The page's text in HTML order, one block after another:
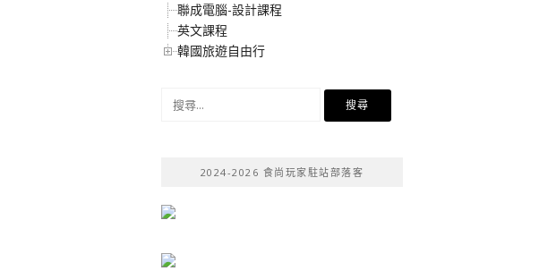
聯成電腦-設計課程
英文課程
韓國旅遊自由行
2024-2026 食尚玩家駐站部落客